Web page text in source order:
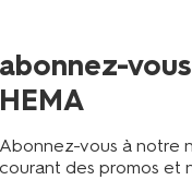
?
abonnez-
HEMA
Abonnez-vous à notre
courant des promos et